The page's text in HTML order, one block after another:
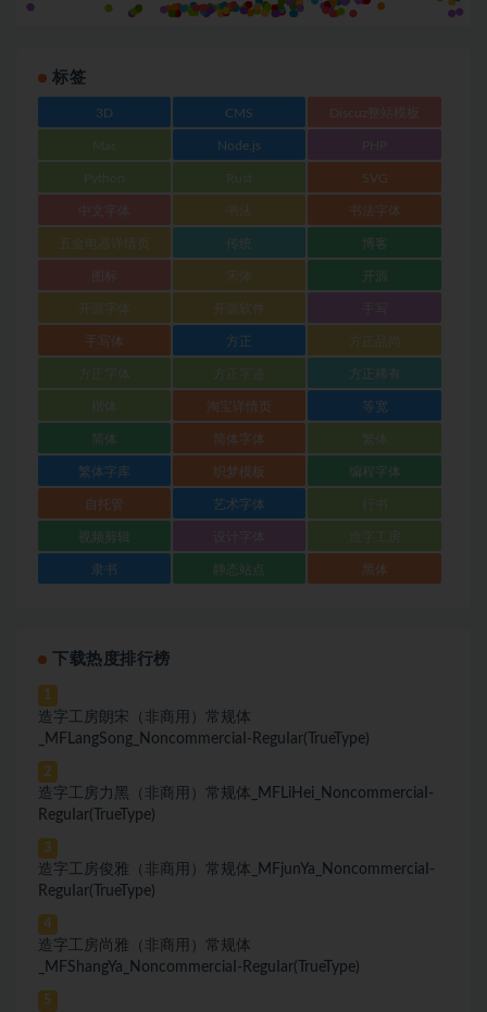
标签
3D CMS
Node.js
SVG
书法 书法字体
五金电器详情页 传统 博客
宋体 开源
开源字体 开源软件
手写体 方正 方正品尚
方正稀有
淘宝详情页 等宽
简体 简体字体
繁体字库 织梦模板 编程字体
自托管 艺术字体
视频剪辑
隶书 静态站点 黑体
下载热度排行榜
1
造字工房朗宋（非商用）常规体
_MFLangSong_NoncommerciaI-ReguIar(TrueType)
2
造字工房力黑（非商用）常规体_MFLiHei_NoncommerciaI-
ReguIar(TrueType)
3
造字工房俊雅（非商用）常规体_MFjunYa_NoncommerciaI-
ReguIar(TrueType)
4
造字工房尚雅（非商用）常规体
_MFShangYa_NoncommerciaI-ReguIar(TrueType)
5